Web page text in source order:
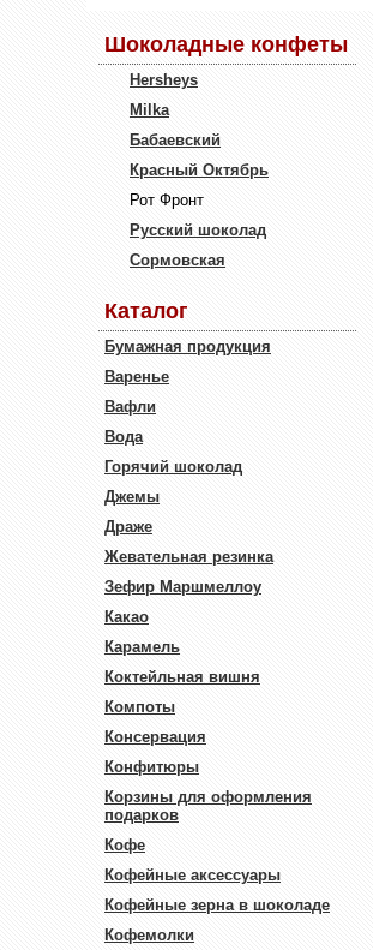
Шоколадные конфеты
Hersheys
Milka
Бабаевский
Красный Октябрь
Рот Фронт
Русский шоколад
Сормовская
Каталог
Бумажная продукция
Варенье
Вафли
Вода
Горячий шоколад
Джемы
Драже
Жевательная резинка
Зефир Маршмеллоу
Какао
Карамель
Коктейльная вишня
Компоты
Консервация
Конфитюры
Корзины для оформления
подарков
Кофе
Кофейные аксессуары
Кофейные зерна в шоколаде
Кофемолки